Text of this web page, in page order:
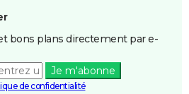
bons plans directement par e-
Je m'abonne
de confidentialité